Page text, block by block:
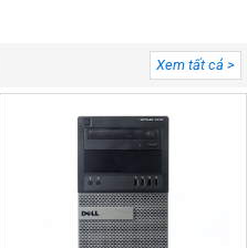
Xem tất cả >